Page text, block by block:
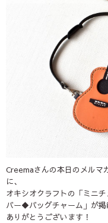
Creemaさんの本日のメルマ
に、
オキシオクラフトの「ミニ
バー◆バッグチャーム」が掲
ありがとうございます！